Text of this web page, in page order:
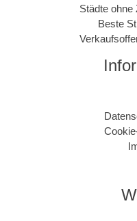
Städte
Beste